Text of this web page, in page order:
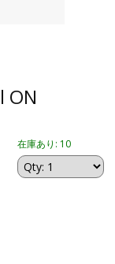
ON
在庫あり: 10